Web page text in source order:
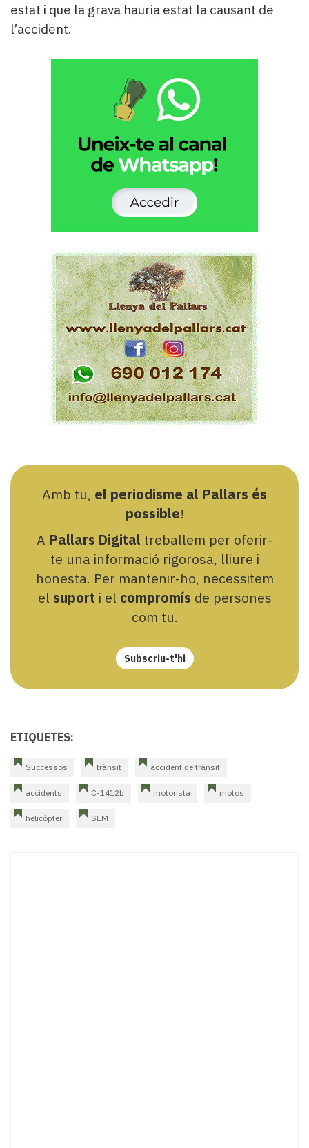
estat i que la grava hauria estat la causant de
l’accident.
Amb tu, el periodisme al Pallars és
possible!
A Pallars Digital treballem per oferir-
te una informació rigorosa, lliure i
honesta. Per mantenir-ho, necessitem
el suport i el compromís de persones
com tu.
Subscriu-t'hi
ETIQUETES:
Successos trànsit accident de trànsit
accidents C-1412b motorista motos
helicòpter SEM